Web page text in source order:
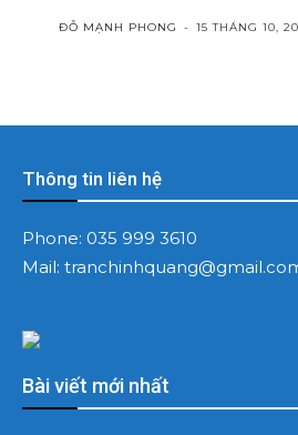
ĐỖ MẠNH PHONG - 15 THÁNG 10,
Bài viết mới nhất
Thông tin liên hệ
Phone: 035 999 3610
Mail: